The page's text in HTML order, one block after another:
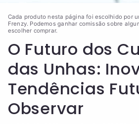
Cada produto nesta página foi escolhido por
Frenzy. Podemos ganhar comissão sobre
escolher comprar.
O Futuro dos
das Unhas:
Tendências
Observar